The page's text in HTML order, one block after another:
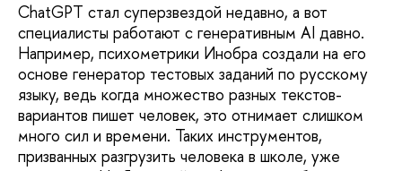
ChatGPT стал суперзвездой недавно, а вот
специалисты работают с генеративным AI давно.
Например, психометрики Инобра создали на его
основе генератор тестовых заданий по русскому
языку, ведь когда множество разных текстов-
вариантов пишет человек, это отнимает слишком
много сил и времени. Таких инструментов,
призванных разгрузить человека в школе, уже